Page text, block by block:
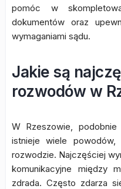
pomóc w
dokumentów oraz
wymaganiami sądu.
Jakie są
rozwodów w
W Rzeszowie,
istnieje wiele
rozwodzie. Najczęściej
komunikacyjne między
zdrada. Często zdarza